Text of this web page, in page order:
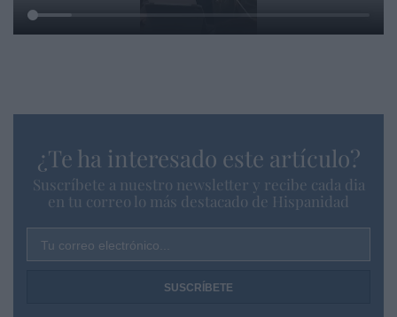
¿Te ha interesado este artículo?
Suscríbete a nuestro newsletter y recibe cada dia
en tu correo lo más destacado de Hispanidad
Tu correo electrónico...